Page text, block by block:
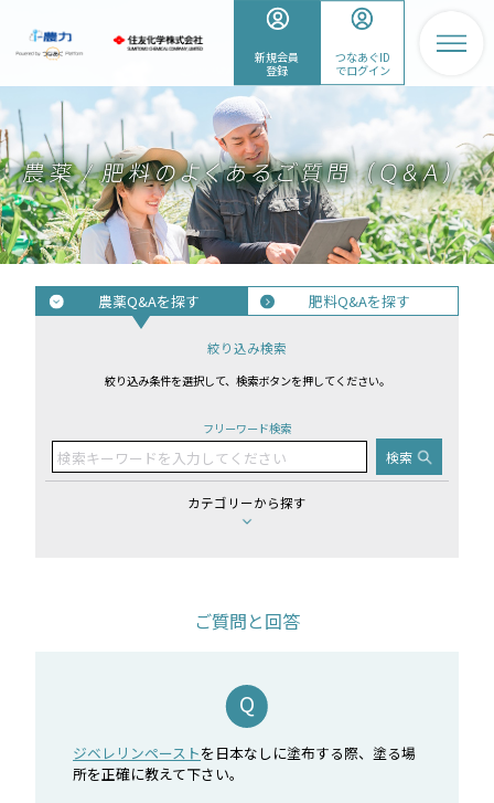
新規会員
登録
つなあぐID
でログイン
農薬Q&Aを探す 肥料Q&Aを探す
絞り込み検索
絞り込み条件を選択して、検索ボタンを押してください。
フリーワード検索
カテゴリーから探す
ご質問と回答
ジベレリンペーストを日本なしに塗布する際、塗る場
所を正確に教えて下さい。